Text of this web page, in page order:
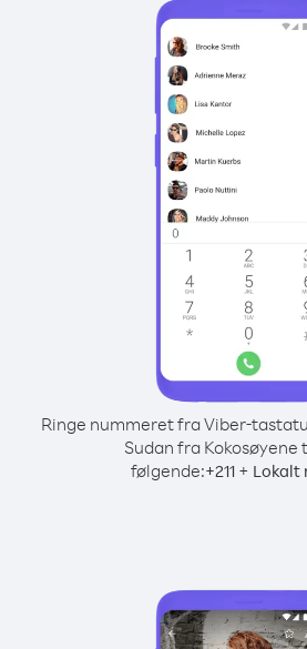
Ringe nummeret fra Viber-
Sudan fra Kokosøyene
følgende:+211+ Lokalt